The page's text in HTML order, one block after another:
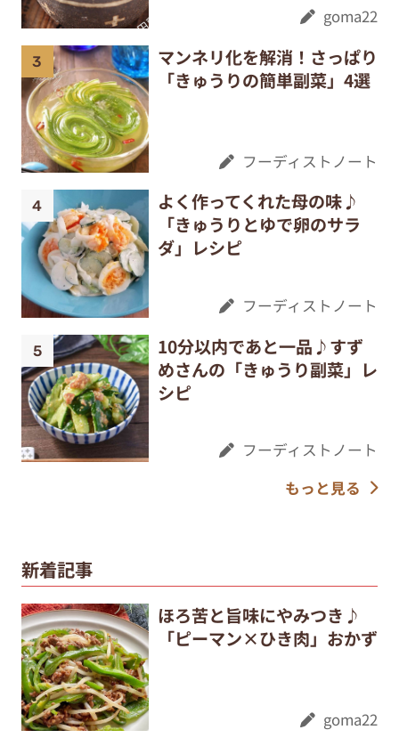
goma22
マンネリ化を解消！さっぱり
「きゅうりの簡単副菜」4選
フーディストノート
よく作ってくれた母の味♪
「きゅうりとゆで卵のサラ
ダ」レシピ
フーディストノート
10分以内であと一品♪すず
めさんの「きゅうり副菜」レ
シピ
フーディストノート
もっと見る
新着記事
ほろ苦と旨味にやみつき♪
「ピーマン×ひき肉」おかず
goma22